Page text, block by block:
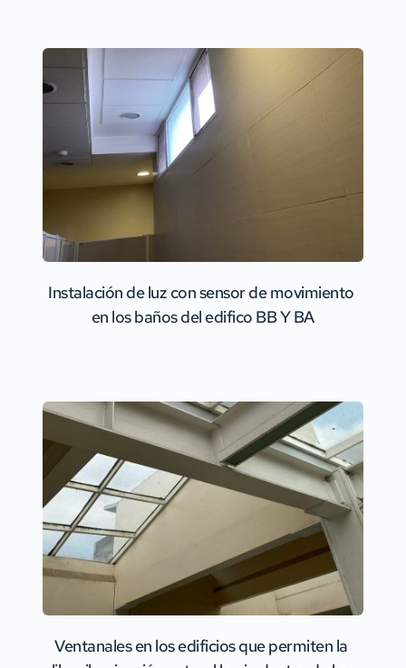
Instalación de luz con sensor de movimiento
en los baños del edifico BB Y BA
Ventanales en los edificios que permiten la